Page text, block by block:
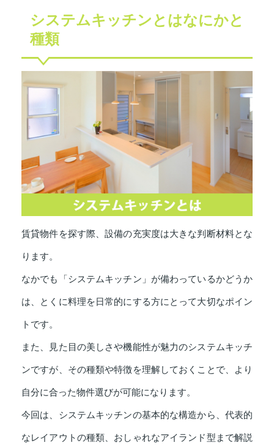
システムキッチンとはなにかと
種類
賃貸物件を探す際、設備の充実度は大きな判断材料とな
ります。
なかでも「システムキッチン」が備わっているかどうか
は、とくに料理を日常的にする方にとって大切なポイン
トです。
また、見た目の美しさや機能性が魅力のシステムキッチ
ンですが、その種類や特徴を理解しておくことで、より
自分に合った物件選びが可能になります。
今回は、システムキッチンの基本的な構造から、代表的
なレイアウトの種類、おしゃれなアイランド型まで解説